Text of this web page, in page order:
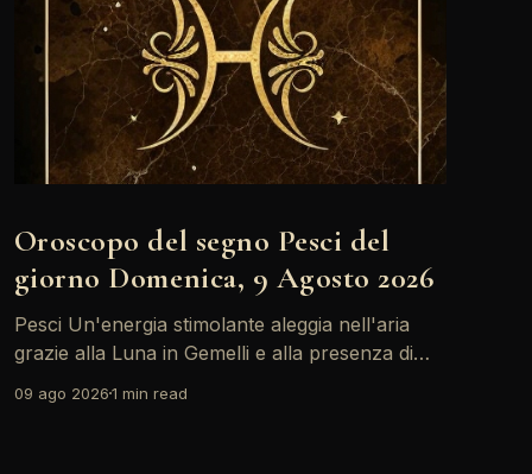
Oroscopo del segno Pesci del
giorno Domenica, 9 Agosto 2026
Pesci Un'energia stimolante aleggia nell'aria
grazie alla Luna in Gemelli e alla presenza di
comunicativi. È il momento giusto per esprimere
09 ago 20261 min read